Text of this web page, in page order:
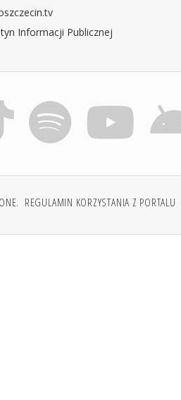
Informacji Publicznej
REGULAMIN KORZYSTANIA Z PORTALU